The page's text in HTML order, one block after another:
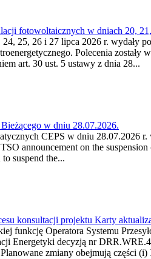
fotowoltaicznych w dniach 20,
25, 26 i 27 lipca 2026 r. wydały
Polecenia
art. 30 ust. 5 ustawy z dnia 28...
w dniu 28.07.2026.
CEPS w dniu 28.07.2026
announcement on the
suspend the...
konsultacji projektu Karty
funkcję Operatora Systemu
Energetyki decyzją nr
zmiany obejmują części